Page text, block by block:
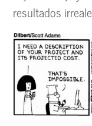
resultados